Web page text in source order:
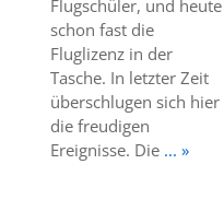
Flugschüler, und heute
schon fast die
Fluglizenz in der
Tasche. In letzter Zeit
überschlugen sich hier
die freudigen
Ereignisse. Die... »